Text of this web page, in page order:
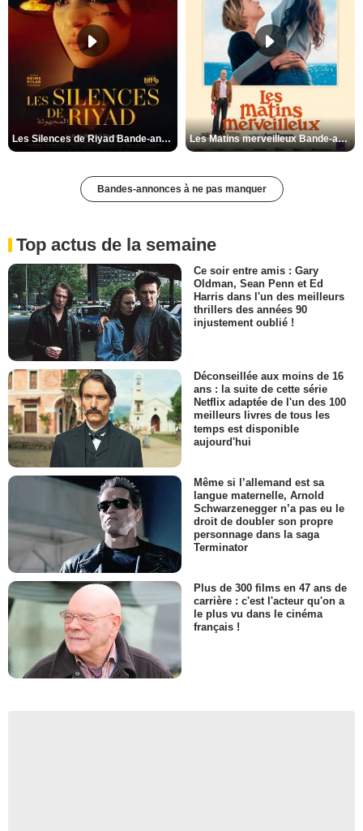
Les Silences de Riyad Bande-annonce VO STFR Les Matins merveilleux Bande-annonce VF
Bandes-annonces à ne pas manquer
Top actus de la semaine
Ce soir entre amis : Gary
Oldman, Sean Penn et Ed
Harris dans l'un des meilleurs
thrillers des années 90
injustement oublié !
Déconseillée aux moins de 16
ans : la suite de cette série
Netflix adaptée de l'un des 100
meilleurs livres de tous les
temps est disponible
aujourd'hui
Même si l’allemand est sa
langue maternelle, Arnold
Schwarzenegger n’a pas eu le
droit de doubler son propre
personnage dans la saga
Terminator
Plus de 300 films en 47 ans de
carrière : c'est l'acteur qu'on a
le plus vu dans le cinéma
français !